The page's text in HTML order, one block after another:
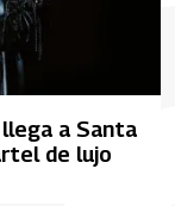
a Santa
de lujo